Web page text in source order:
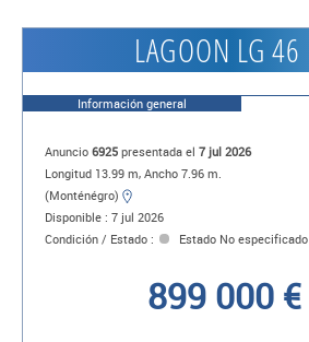
LAGOON LG 46
Información general
Anuncio 6925 presentada el 7 jul 2026
Longitud 13.99 m, Ancho 7.96 m.
(Monténégro)
Disponible : 7 jul 2026
Condición / Estado :
Estado No especificado
899 000 €